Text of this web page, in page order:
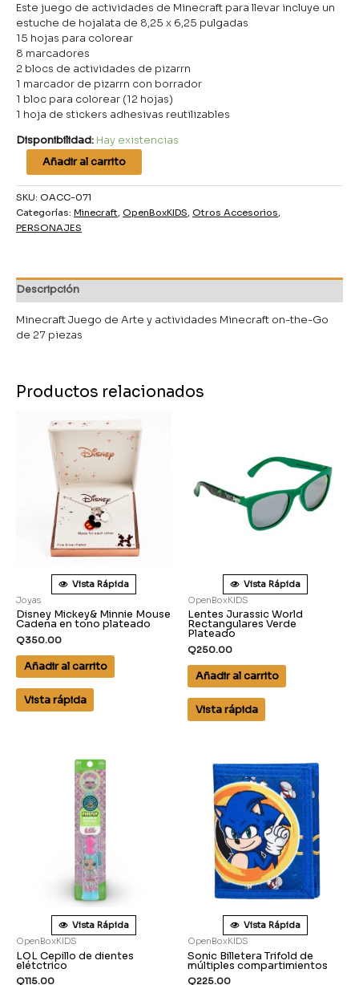
Este juego de actividades de Minecraft para llevar incluye un
estuche de hojalata de 8,25 x 6,25 pulgadas
15 hojas para colorear
8 marcadores
2 blocs de actividades de pizarrn
1 marcador de pizarrn con borrador
1 bloc para colorear (12 hojas)
1 hoja de stickers adhesivas reutilizables
Disponibilidad: Hay existencias
Añadir al carrito
SKU: OACC-071
Categorías: Minecraft, OpenBoxKIDS, Otros Accesorios,
PERSONAJES
Descripción
Minecraft Juego de Arte y actividades Minecraft on-the-Go
de 27 piezas
Productos relacionados
Vista Rápida
Joyas
Disney Mickey& Minnie Mouse
Cadena en tono plateado
Q350.00
Añadir al carrito
Vista rápida
Vista Rápida
OpenBoxKIDS
Lentes Jurassic World
Rectangulares Verde
Plateado
Q250.00
Añadir al carrito
Vista rápida
Vista Rápida
OpenBoxKIDS
LOL Cepillo de dientes
elétctrico
Q115.00
Vista Rápida
OpenBoxKIDS
Sonic Billetera Trifold de
múltiples compartimientos
Q225.00